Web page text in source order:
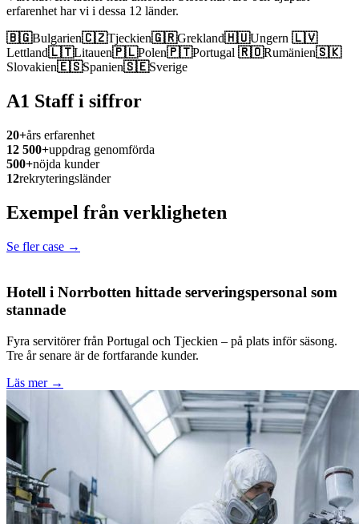
erfarenhet har vi i dessa 12 länder.
🇧🇬Bulgarien🇨🇿Tjeckien🇬🇷Grekland🇭🇺Ungern 🇱🇻
Lettland🇱🇹Litauen🇵🇱Polen🇵🇹Portugal 🇷🇴Rumänien🇸🇰
Slovakien🇪🇸Spanien🇸🇪Sverige
A1 Staff i siffror
20+års erfarenhet
12 500+uppdrag genomförda
500+nöjda kunder
12rekryteringsländer
Exempel från verkligheten
Se fler case →
Hotell i Norrbotten hittade serveringspersonal som
stannade
Fyra servitörer från Portugal och Tjeckien – på plats inför säsong.
Tre år senare är de fortfarande kunder.
Läs mer →